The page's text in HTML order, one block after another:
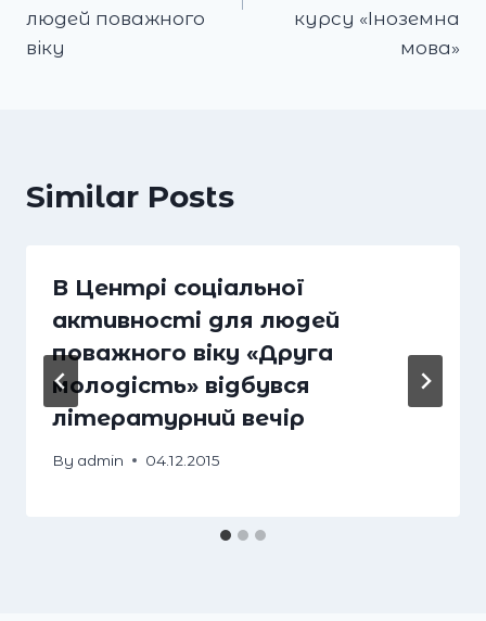
людей поважного
віку
курсу «Іноземна
мова»
Similar Posts
В Центрі соціальної
активності для людей
поважного віку «Друга
молодість» відбувся
літературний вечір
By admin 04.12.2015